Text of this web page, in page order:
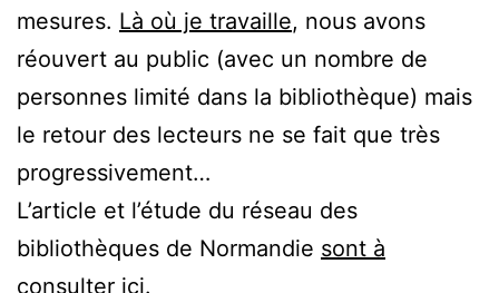
mesures. Là où je travaille, nous avons
réouvert au public (avec un nombre de
personnes limité dans la bibliothèque) mais
le retour des lecteurs ne se fait que très
progressivement…
L’article et l’étude du réseau des
bibliothèques de Normandie sont à
consulter ici.